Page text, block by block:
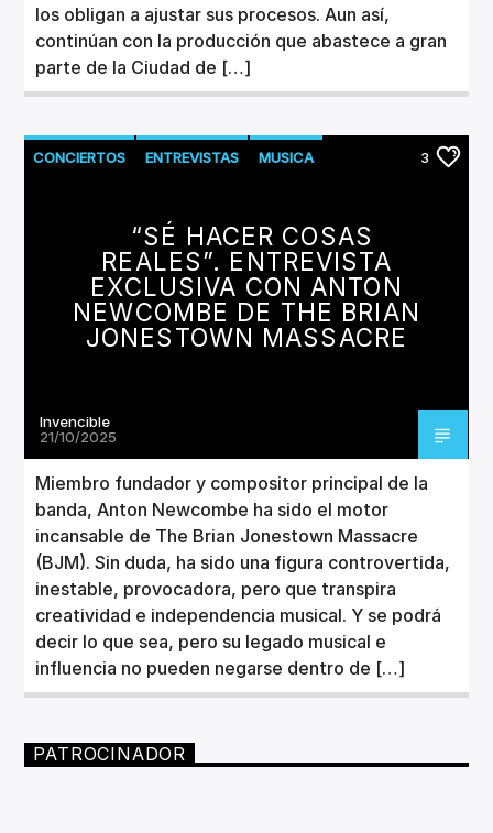
los obligan a ajustar sus procesos. Aun así,
continúan con la producción que abastece a gran
parte de la Ciudad de […]
CONCIERTOS ENTREVISTAS MUSICA 3
“SÉ HACER COSAS
REALES”. ENTREVISTA
EXCLUSIVA CON ANTON
NEWCOMBE DE THE BRIAN
JONESTOWN MASSACRE
Invencible
21/10/2025
Miembro fundador y compositor principal de la
banda, Anton Newcombe ha sido el motor
incansable de The Brian Jonestown Massacre
(BJM). Sin duda, ha sido una figura controvertida,
inestable, provocadora, pero que transpira
creatividad e independencia musical. Y se podrá
decir lo que sea, pero su legado musical e
influencia no pueden negarse dentro de […]
PATROCINADOR